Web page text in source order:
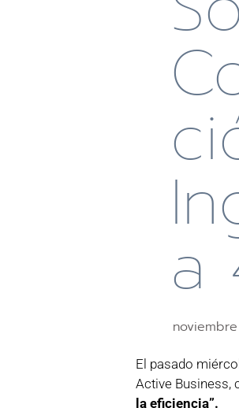
A
El pasado
Active Business,
la eficiencia”.